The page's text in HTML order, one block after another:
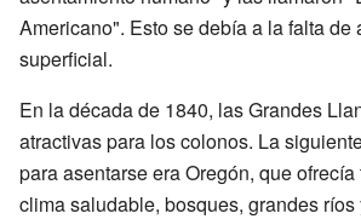
Americano". Esto se debía a la falta de
superficial.
En la década de 1840, las Grandes
atractivas para los colonos. La
para asentarse era Oregón, que
clima saludable, bosques, grandes